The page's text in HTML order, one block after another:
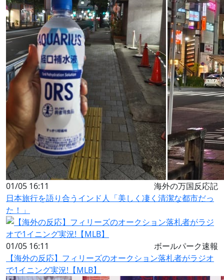
01/05 16:11
海外の万国反応記
日本旅行を語り合うインド人「美しく凄く清潔な都市だっ
た！」
01/05 16:11
ボールパーク速報
【海外の反応】フィリーズのオークション落札者がラジオ
で1イニング実況!【MLB】